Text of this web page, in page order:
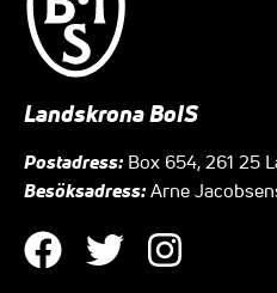
Landskrona BoIS
Postadress: Box 654, 261 25
Besöksadress: Arne